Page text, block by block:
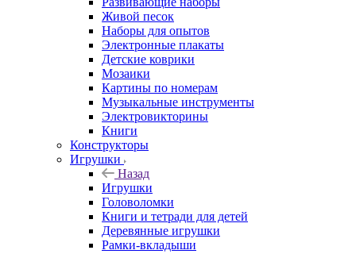
Живой песок
Наборы для опытов
Электронные плакаты
Детские коврики
Мозаики
Картины по номерам
Музыкальные инструменты
Электровикторины
Книги
Конструкторы
Игрушки
Назад
Игрушки
Головоломки
Книги и тетради для детей
Деревянные игрушки
Рамки-вкладыши